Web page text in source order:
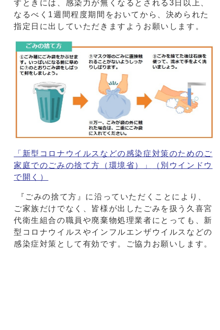
すときには、感染力が無くなるとされる3日以上、
なるべく1週間程度期間をおいてから、決められた
指定日に出していただきますようお願いします。
「新型コロナウイルスなどの感染症対策のためのご
家庭でのごみの捨て方（環境省）」
（別ウインドウ
で開く）
『ごみの捨て方』に沿っていただくことにより、
ご家族だけでなく、皆様が出したごみを扱う久喜宮
代衛生組合の職員や廃棄物処理業者にとっても、新
型コロナウイルスやインフルエンザウイルスなどの
感染症対策として有効です。ご協力お願いします。